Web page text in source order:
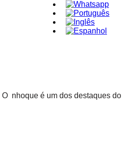
nhoque é um dos destaques do